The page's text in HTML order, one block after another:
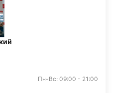
Пн-Вс: 09:00 - 21:00